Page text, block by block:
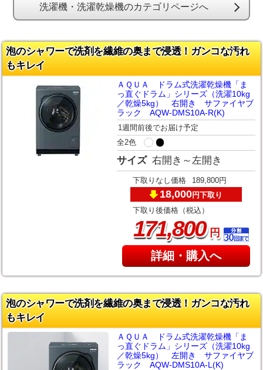
洗濯機・洗濯乾燥機のカテゴリページへ
泡のシャワーで洗剤を繊維の奥まで浸透！ガンコな汚れ
もキレイ
ＡＱＵＡ ドラム式洗濯乾燥機「ま
っ直ぐドラム」シリーズ（洗濯10kg
／乾燥5kg） 右開き サファイヤブ
ラック AQW-DMS10A-R(K)
1週間前後でお届け予定
全2色
サイズ 右開き～左開き
下取りなし価格 189,800円
18,000円下取り
下取り後価格（税込）
171,800円
詳細・購入へ
泡のシャワーで洗剤を繊維の奥まで浸透！ガンコな汚れ
もキレイ
ＡＱＵＡ ドラム式洗濯乾燥機「ま
っ直ぐドラム」シリーズ（洗濯10kg
／乾燥5kg） 左開き サファイヤブ
ラック AQW-DMS10A-L(K)